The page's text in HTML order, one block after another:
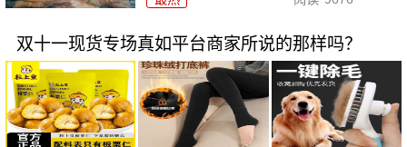
双十一现货专场真如平台商家所说的那样吗？